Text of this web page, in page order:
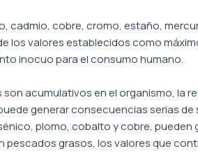
cadmio, cobre, cromo, estaño,
los valores establecidos como
inocuo para el consumo humano.
acumulativos en el organismo, la
generar consecuencias serias
plomo, cobalto y cobre,
grasos, los valores que